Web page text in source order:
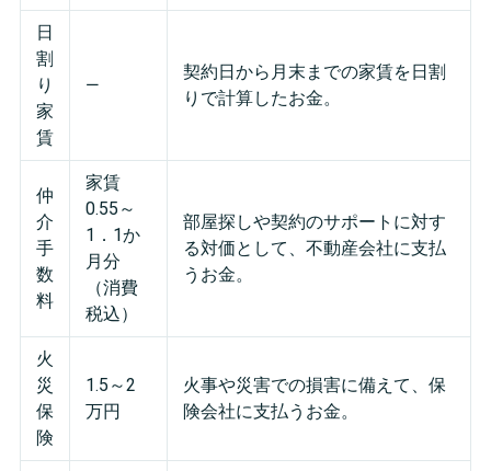
日
割
り
家
賃
―
契約日から月末までの家賃を日割
りで計算したお金。
仲
介
手
数
料
家賃
0.55～
1．1か
月分
（消費
税込）
部屋探しや契約のサポートに対す
る対価として、不動産会社に支払
うお金。
火
災
保
険
1.5～2
万円
火事や災害での損害に備えて、保
険会社に支払うお金。